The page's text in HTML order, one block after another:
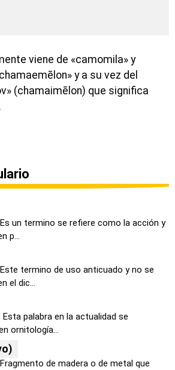
viene de «camomila» y
y a su vez del
(chamaimēlon) que significa
un termino se refiere como la acción y
p...
termino de uso anticuado y no se
el dic...
palabra en la actualidad se
ornitología...
de madera o de metal que